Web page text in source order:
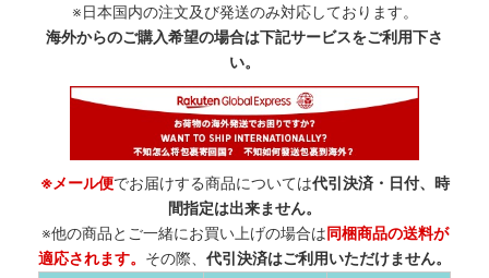
※日本国内の注文及び発送のみ対応しております。
海外からのご購入希望の場合は下記サービスをご利用下さ
い。
※メール便でお届けする商品については代引決済・日付、時
間指定は出来ません。
※他の商品とご一緒にお買い上げの場合は同梱商品の送料が
適応されます。 その際、 代引決済はご利用いただけません。